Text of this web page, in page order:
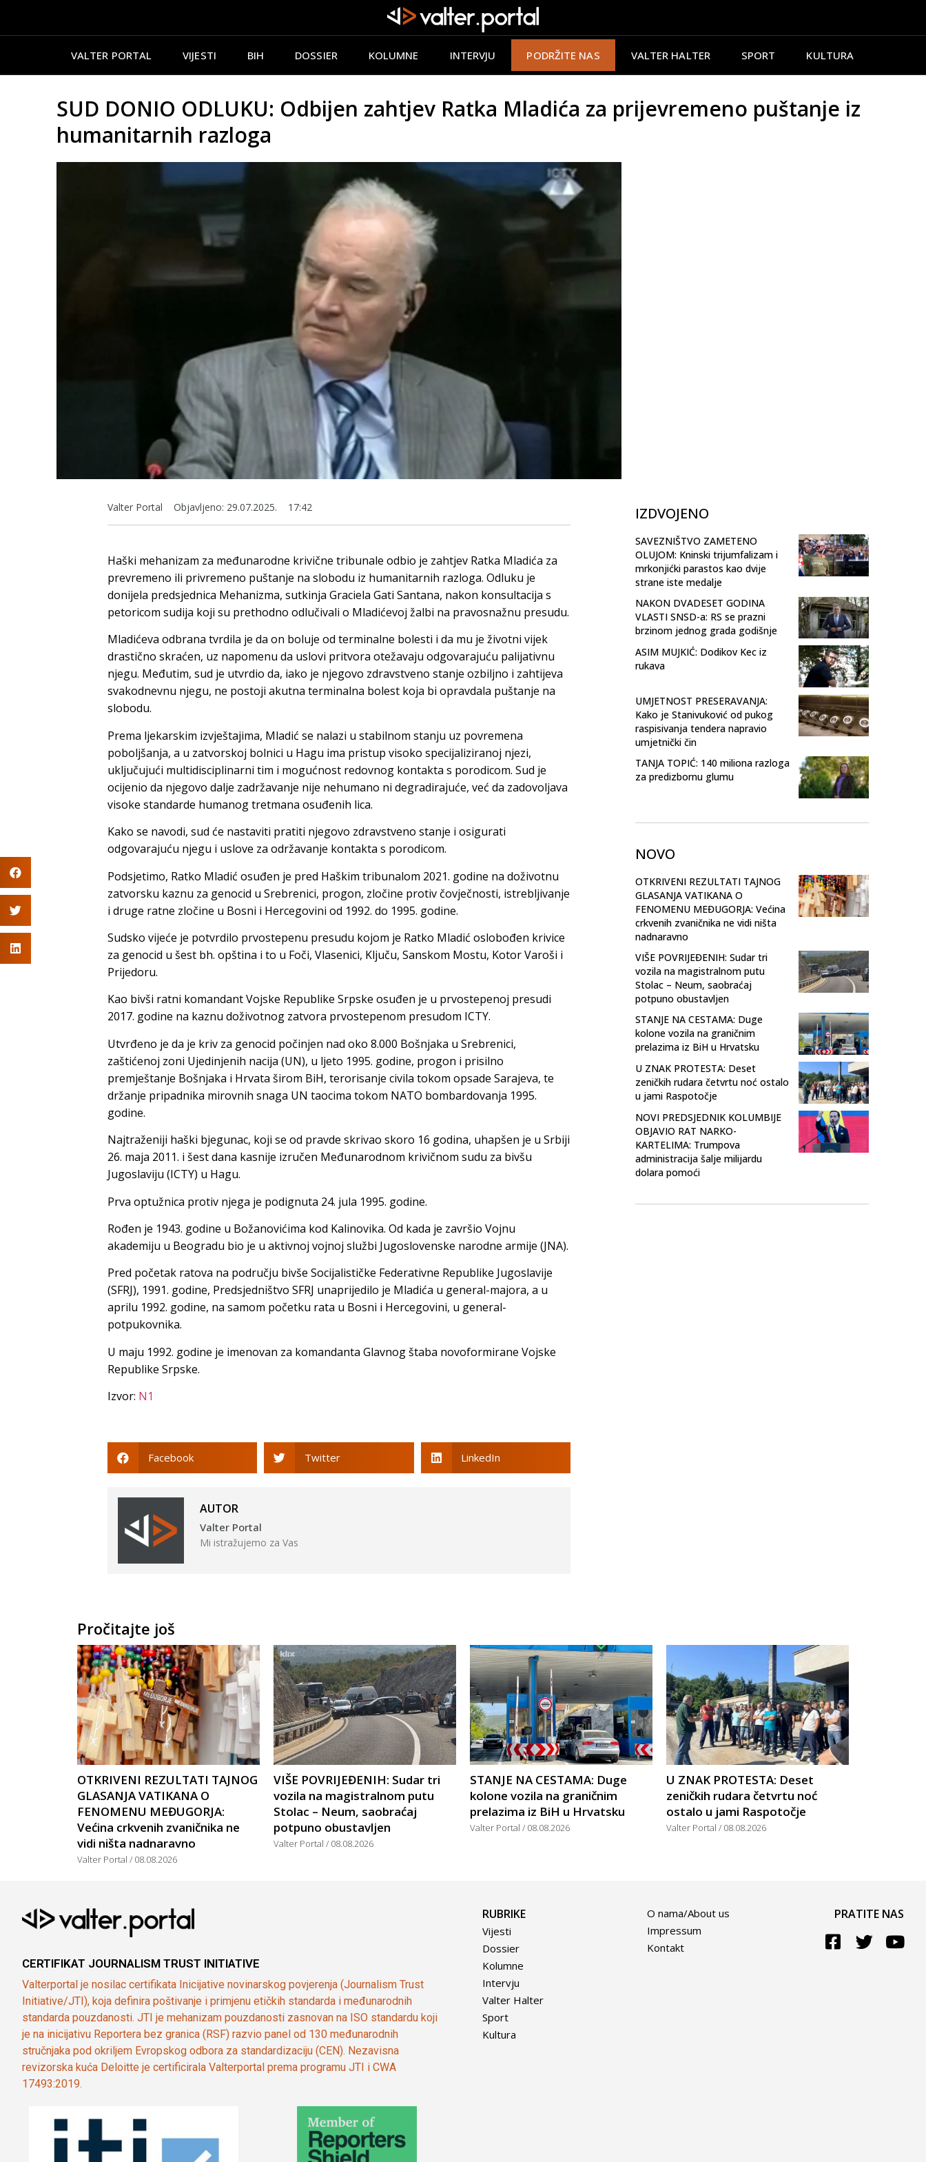
VALTER PORTAL VIJESTI BIH DOSSIER KOLUMNE INTERVJU PODRŽITE NAS VALTER HALTER SPORT KULTURA
SUD DONIO ODLUKU: Odbijen zahtjev Ratka Mladića za prijevremeno puštanje iz
humanitarnih razloga
Valter Portal Objavljeno: 29.07.2025. 17:42
Haški mehanizam za međunarodne krivične tribunale odbio je zahtjev Ratka Mladića za
prevremeno ili privremeno puštanje na slobodu iz humanitarnih razloga. Odluku je
donijela predsjednica Mehanizma, sutkinja Graciela Gati Santana, nakon konsultacija s
petoricom sudija koji su prethodno odlučivali o Mladićevoj žalbi na pravosnažnu presudu.
Mladićeva odbrana tvrdila je da on boluje od terminalne bolesti i da mu je životni vijek
drastično skraćen, uz napomenu da uslovi pritvora otežavaju odgovarajuću palijativnu
njegu. Međutim, sud je utvrdio da, iako je njegovo zdravstveno stanje ozbiljno i zahtijeva
svakodnevnu njegu, ne postoji akutna terminalna bolest koja bi opravdala puštanje na
slobodu.
Prema ljekarskim izvještajima, Mladić se nalazi u stabilnom stanju uz povremena
poboljšanja, a u zatvorskoj bolnici u Hagu ima pristup visoko specijaliziranoj njezi,
uključujući multidisciplinarni tim i mogućnost redovnog kontakta s porodicom. Sud je
ocijenio da njegovo dalje zadržavanje nije nehumano ni degradirajuće, već da zadovoljava
visoke standarde humanog tretmana osuđenih lica.
Kako se navodi, sud će nastaviti pratiti njegovo zdravstveno stanje i osigurati
odgovarajuću njegu i uslove za održavanje kontakta s porodicom.
Podsjetimo, Ratko Mladić osuđen je pred Haškim tribunalom 2021. godine na doživotnu
zatvorsku kaznu za genocid u Srebrenici, progon, zločine protiv čovječnosti, istrebljivanje
i druge ratne zločine u Bosni i Hercegovini od 1992. do 1995. godine.
Sudsko vijeće je potvrdilo prvostepenu presudu kojom je Ratko Mladić oslobođen krivice
za genocid u šest bh. opština i to u Foči, Vlasenici, Ključu, Sanskom Mostu, Kotor Varoši i
Prijedoru.
Kao bivši ratni komandant Vojske Republike Srpske osuđen je u prvostepenoj presudi
2017. godine na kaznu doživotnog zatvora prvostepenom presudom ICTY.
Utvrđeno je da je kriv za genocid počinjen nad oko 8.000 Bošnjaka u Srebrenici,
zaštićenoj zoni Ujedinjenih nacija (UN), u ljeto 1995. godine, progon i prisilno
premještanje Bošnjaka i Hrvata širom BiH, terorisanje civila tokom opsade Sarajeva, te
držanje pripadnika mirovnih snaga UN taocima tokom NATO bombardovanja 1995.
godine.
Najtraženiji haški bjegunac, koji se od pravde skrivao skoro 16 godina, uhapšen je u Srbiji
26. maja 2011. i šest dana kasnije izručen Međunarodnom krivičnom sudu za bivšu
Jugoslaviju (ICTY) u Hagu.
Prva optužnica protiv njega je podignuta 24. jula 1995. godine.
Rođen je 1943. godine u Božanovićima kod Kalinovika. Od kada je završio Vojnu
akademiju u Beogradu bio je u aktivnoj vojnoj službi Jugoslovenske narodne armije (JNA).
Pred početak ratova na području bivše Socijalističke Federativne Republike Jugoslavije
(SFRJ), 1991. godine, Predsjedništvo SFRJ unaprijedilo je Mladića u general-majora, a u
aprilu 1992. godine, na samom početku rata u Bosni i Hercegovini, u general-
potpukovnika.
U maju 1992. godine je imenovan za komandanta Glavnog štaba novoformirane Vojske
Republike Srpske.
Izvor: N1
Facebook Twitter LinkedIn
AUTOR
Valter Portal
Mi istražujemo za Vas
IZDVOJENO
SAVEZNIŠTVO ZAMETENO
OLUJOM: Kninski trijumfalizam i
mrkonjićki parastos kao dvije
strane iste medalje
NAKON DVADESET GODINA
VLASTI SNSD-a: RS se prazni
brzinom jednog grada godišnje
ASIM MUJKIĆ: Dodikov Kec iz
rukava
UMJETNOST PRESERAVANJA:
Kako je Stanivuković od pukog
raspisivanja tendera napravio
umjetnički čin
TANJA TOPIĆ: 140 miliona razloga
za predizbornu glumu
NOVO
OTKRIVENI REZULTATI TAJNOG
GLASANJA VATIKANA O
FENOMENU MEĐUGORJA: Većina
crkvenih zvaničnika ne vidi ništa
nadnaravno
VIŠE POVRIJEĐENIH: Sudar tri
vozila na magistralnom putu
Stolac – Neum, saobraćaj
potpuno obustavljen
STANJE NA CESTAMA: Duge
kolone vozila na graničnim
prelazima iz BiH u Hrvatsku
U ZNAK PROTESTA: Deset
zeničkih rudara četvrtu noć ostalo
u jami Raspotočje
NOVI PREDSJEDNIK KOLUMBIJE
OBJAVIO RAT NARKO-
KARTELIMA: Trumpova
administracija šalje milijardu
dolara pomoći
Pročitajte još
OTKRIVENI REZULTATI TAJNOG
GLASANJA VATIKANA O
FENOMENU MEĐUGORJA:
Većina crkvenih zvaničnika ne
vidi ništa nadnaravno
Valter Portal 08.08.2026
VIŠE POVRIJEĐENIH: Sudar tri
vozila na magistralnom putu
Stolac – Neum, saobraćaj
potpuno obustavljen
Valter Portal 08.08.2026
STANJE NA CESTAMA: Duge
kolone vozila na graničnim
prelazima iz BiH u Hrvatsku
Valter Portal 08.08.2026
U ZNAK PROTESTA: Deset
zeničkih rudara četvrtu noć
ostalo u jami Raspotočje
Valter Portal 08.08.2026
CERTIFIKAT JOURNALISM TRUST INITIATIVE
Valterportal je nosilac certifikata Inicijative novinarskog povjerenja (Journalism Trust
Initiative/JTI), koja definira poštivanje i primjenu etičkih standarda i međunarodnih
standarda pouzdanosti. JTI je mehanizam pouzdanosti zasnovan na ISO standardu koji
je na inicijativu Reportera bez granica (RSF) razvio panel od 130 međunarodnih
stručnjaka pod okriljem Evropskog odbora za standardizaciju (CEN). Nezavisna
revizorska kuća Deloitte je certificirala Valterportal prema programu JTI i CWA
17493:2019.
RUBRIKE
Vijesti
Dossier
Kolumne
Intervju
Valter Halter
Sport
Kultura
O nama/About us
Impressum
Kontakt
PRATITE NAS